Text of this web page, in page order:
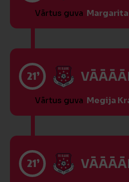
Vārtus guva
21’
Vārtus guva Megija
21’